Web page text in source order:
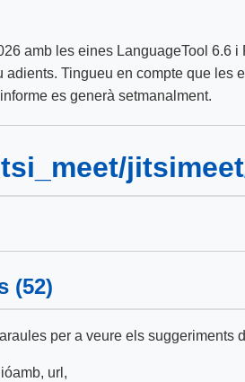
amb les eines LanguageTool 6.6 i
Tingueu en compte que
es generà setmanalment.
(52)
per a veure els suggeriments
, url ,